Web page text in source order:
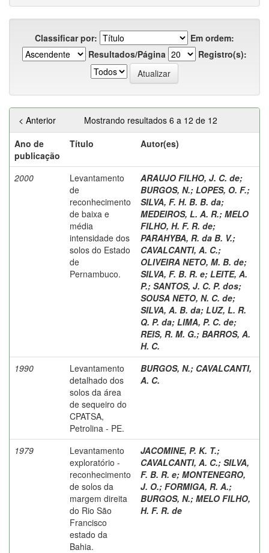
Classificar por:
Em ordem:
Resultados/Página
Registro(s):
Mostrando resultados 6 a 12 de 12
< Anterior
Ano de
publicação
Título Autor(es)
2000
Levantamento
de
reconhecimento
de baixa e
média
intensidade dos
solos do Estado
de
Pernambuco.
ARAUJO FILHO, J. C. de;
BURGOS, N.; LOPES, O. F.;
SILVA, F. H. B. B. da;
MEDEIROS, L. A. R.; MELO
FILHO, H. F. R. de;
PARAHYBA, R. da B. V.;
CAVALCANTI, A. C.;
OLIVEIRA NETO, M. B. de;
SILVA, F. B. R. e; LEITE, A.
P.; SANTOS, J. C. P. dos;
SOUSA NETO, N. C. de;
SILVA, A. B. da; LUZ, L. R.
Q. P. da; LIMA, P. C. de;
REIS, R. M. G.; BARROS, A.
H. C.
1990
Levantamento
detalhado dos
solos da área
de sequeiro do
CPATSA,
Petrolina - PE.
BURGOS, N.; CAVALCANTI,
A. C.
1979
Levantamento
exploratório -
reconhecimento
de solos da
margem direita
do Rio São
Francisco
estado da
Bahia.
JACOMINE, P. K. T.;
CAVALCANTI, A. C.; SILVA,
F. B. R. e; MONTENEGRO,
J. O.; FORMIGA, R. A.;
BURGOS, N.; MELO FILHO,
H. F. R. de